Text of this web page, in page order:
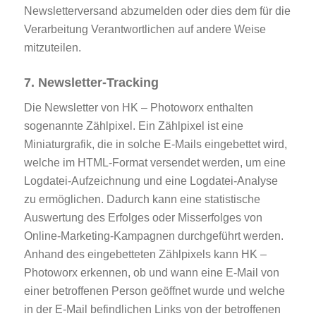
Newsletterversand abzumelden oder dies dem für die
Verarbeitung Verantwortlichen auf andere Weise
mitzuteilen.
7. Newsletter-Tracking
Die Newsletter von HK – Photoworx enthalten
sogenannte Zählpixel. Ein Zählpixel ist eine
Miniaturgrafik, die in solche E-Mails eingebettet wird,
welche im HTML-Format versendet werden, um eine
Logdatei-Aufzeichnung und eine Logdatei-Analyse
zu ermöglichen. Dadurch kann eine statistische
Auswertung des Erfolges oder Misserfolges von
Online-Marketing-Kampagnen durchgeführt werden.
Anhand des eingebetteten Zählpixels kann HK –
Photoworx erkennen, ob und wann eine E-Mail von
einer betroffenen Person geöffnet wurde und welche
in der E-Mail befindlichen Links von der betroffenen